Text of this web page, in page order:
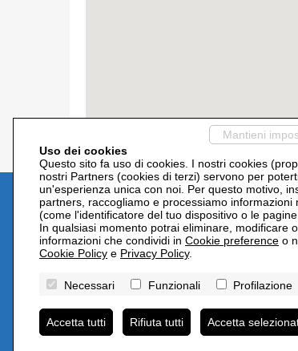
Mantieni
Uso dei cookies
Questo sito fa uso di cookies. I nostri cookies
nostri Partners (cookies di terzi) servono per
un'esperienza unica con noi. Per questo motivo,
partners, raccogliamo e processiamo informazioni
(come l'identificatore del tuo dispositivo o le pagine
In qualsiasi momento potrai eliminare, modificare
informazioni che condividi in Cookie preference o
Cookie Policy e Privacy Policy.
Necessari Funzionali Profilazione
Accetta tutti Rifiuta tutti Accetta